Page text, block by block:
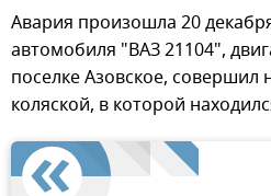
Авария произошла 20
автомобиля "ВАЗ 21104",
поселке Азовское, совершил
коляской, в которой